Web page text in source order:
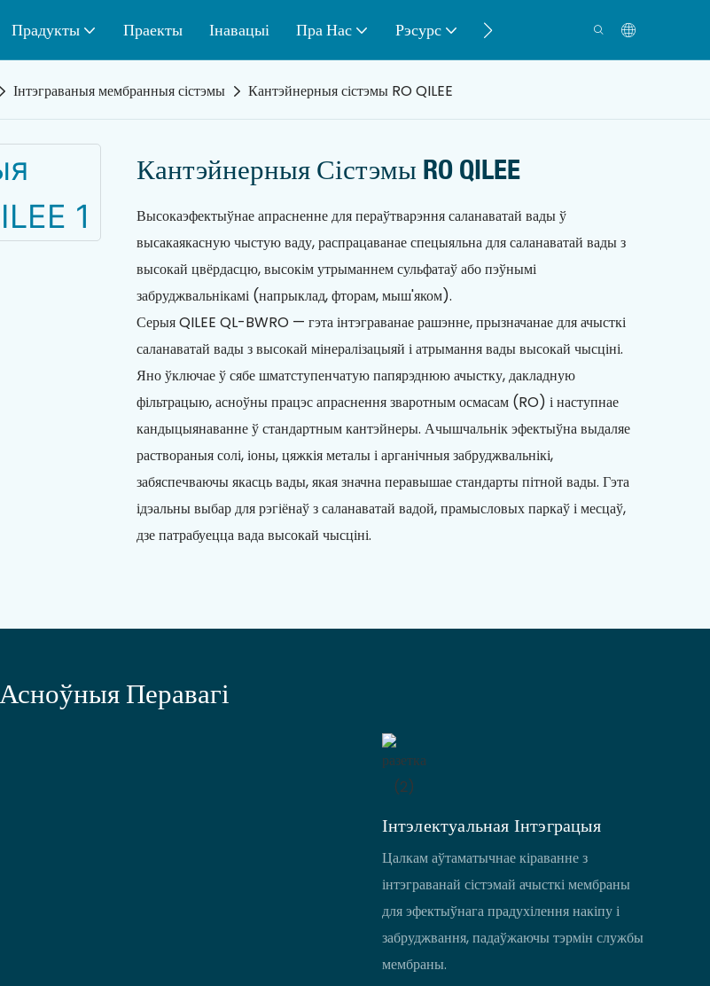
Прадукты Праекты Інавацыі Пра Нас Рэсурс Кантакт
Інтэграваныя мембранныя сістэмы Кантэйнерныя сістэмы RO QILEE
Кантэйнерныя Сістэмы RO QILEE
Высокаэфектыўнае апрасненне для пераўтварэння саланаватай вады ў
высакаякасную чыстую ваду, распрацаванае спецыяльна для саланаватай вады з
высокай цвёрдасцю, высокім утрыманнем сульфатаў або пэўнымі
забруджвальнікамі (напрыклад, фторам, мыш'яком).
Серыя QILEE QL-BWRO — гэта інтэграванае рашэнне, прызначанае для ачысткі
саланаватай вады з высокай мінералізацыяй і атрымання вады высокай чысціні.
Яно ўключае ў сябе шматступенчатую папярэднюю ачыстку, дакладную
фільтрацыю, асноўны працэс апраснення зваротным осмасам (RO) і наступнае
кандыцыянаванне ў стандартным кантэйнеры. Ачышчальнік эфектыўна выдаляе
раствораныя солі, іоны, цяжкія металы і арганічныя забруджвальнікі,
забяспечваючы якасць вады, якая значна перавышае стандарты пітной вады. Гэта
ідэальны выбар для рэгіёнаў з саланаватай вадой, прамысловых паркаў і месцаў,
дзе патрабуецца вада высокай чысціні.
Асноўныя Перавагі
Інтэлектуальная Інтэграцыя
Цалкам аўтаматычнае кіраванне з
інтэграванай сістэмай ачысткі мембраны
для эфектыўнага прадухілення накіпу і
забруджвання, падаўжаючы тэрмін службы
мембраны.